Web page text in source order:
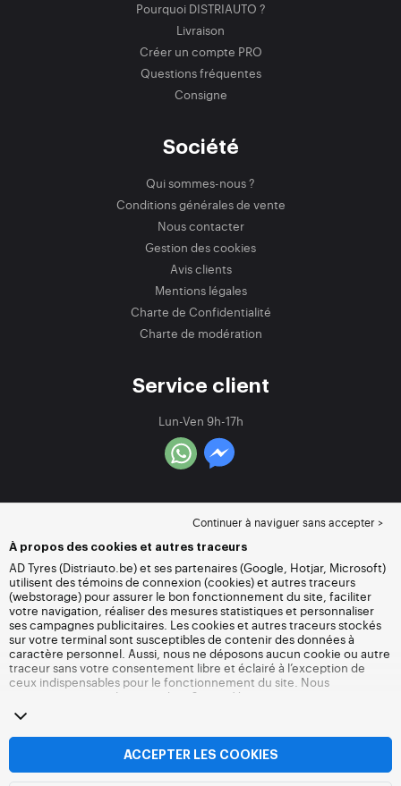
Pourquoi DISTRIAUTO ?
Livraison
Créer un compte PRO
Questions fréquentes
Consigne
Société
Qui sommes-nous ?
Conditions générales de vente
Nous contacter
Gestion des cookies
Avis clients
Mentions légales
Charte de Confidentialité
Charte de modération
Service client
Lun-Ven 9h-17h
Continuer à naviguer sans accepter >
À propos des cookies et autres traceurs
AD Tyres (Distriauto.be) et ses partenaires (Google, Hotjar, Microsoft)
utilisent des témoins de connexion (cookies) et autres traceurs
(webstorage) pour assurer le bon fonctionnement du site, faciliter
votre navigation, réaliser des mesures statistiques et personnaliser
ses campagnes publicitaires. Les cookies et autres traceurs stockés
sur votre terminal sont susceptibles de contenir des données à
caractère personnel. Aussi, nous ne déposons aucun cookie ou autre
traceur sans votre consentement libre et éclairé à l’exception de
ceux indispensables pour le fonctionnement du site. Nous
conservons votre choix pendant 6 mois. Vous pouvez retirer votre
consentement à tout moment en vous rendant sur la
autres traceurs
accepter le dépôt de cookies ou autres traceurs. Le refus ne fait pas
obstacle à l’accès aux services Distriauto.be. Pour plus
d’informations, nous vous invitons à consulter
autres traceurs.
ACCEPTER LES COOKIES